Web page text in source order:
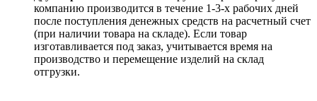
компанию производится в течение 1-3-х рабочих дней
после поступления денежных средств на расчетный счет
(при наличии товара на складе). Если товар
изготавливается под заказ, учитывается время на
производство и перемещение изделий на склад
отгрузки.